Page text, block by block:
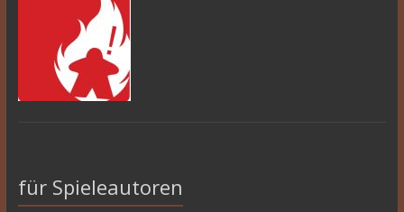
für Spieleautoren